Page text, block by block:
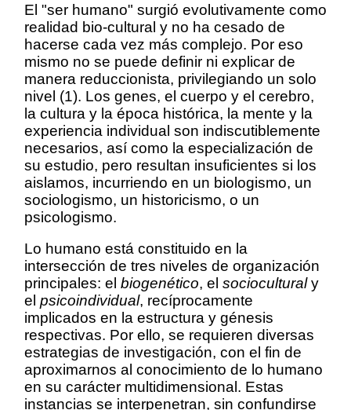
El "ser humano" surgió evolutivamente como
realidad bio-cultural y no ha cesado de
hacerse cada vez más complejo. Por eso
mismo no se puede definir ni explicar de
manera reduccionista, privilegiando un solo
nivel (1). Los genes, el cuerpo y el cerebro,
la cultura y la época histórica, la mente y la
experiencia individual son indiscutiblemente
necesarios, así como la especialización de
su estudio, pero resultan insuficientes si los
aislamos, incurriendo en un biologismo, un
sociologismo, un historicismo, o un
psicologismo.
Lo humano está constituido en la
intersección de tres niveles de organización
principales: el biogenético, el socioculturaly
el psicoindividual, recíprocamente
implicados en la estructura y génesis
respectivas. Por ello, se requieren diversas
estrategias de investigación, con el fin de
aproximarnos al conocimiento de lo humano
en su carácter multidimensional. Estas
instancias se interpenetran, sin confundirse